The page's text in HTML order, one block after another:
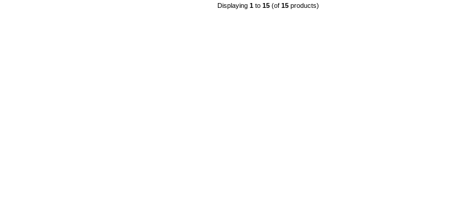
Displaying 1 to 15 (of 15 products)